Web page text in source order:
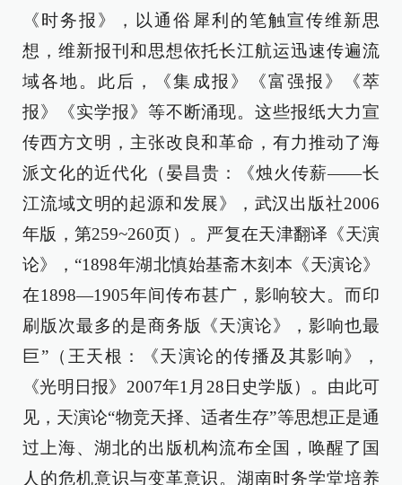
《时务报》，以通俗犀利的笔触宣传维新思
想，维新报刊和思想依托长江航运迅速传遍流
域各地。此后，《集成报》《富强报》《萃
报》《实学报》等不断涌现。这些报纸大力宣
传西方文明，主张改良和革命，有力推动了海
派文化的近代化（晏昌贵：《烛火传薪——长
江流域文明的起源和发展》，武汉出版社2006
年版，第259~260页）。严复在天津翻译《天演
论》，“1898年湖北慎始基斋木刻本《天演论》
在1898—1905年间传布甚广，影响较大。而印
刷版次最多的是商务版《天演论》，影响也最
巨”（王天根：《天演论的传播及其影响》，
《光明日报》2007年1月28日史学版）。由此可
见，天演论“物竞天择、适者生存”等思想正是通
过上海、湖北的出版机构流布全国，唤醒了国
人的危机意识与变革意识。湖南时务学堂培养